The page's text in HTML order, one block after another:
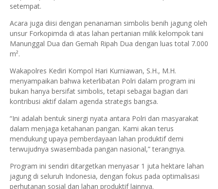
setempat.
Acara juga diisi dengan penanaman simbolis benih jagung oleh
unsur Forkopimda di atas lahan pertanian milik kelompok tani
Manunggal Dua dan Gemah Ripah Dua dengan luas total 7.000
m².
Wakapolres Kediri Kompol Hari Kurniawan, S.H., M.H.
menyampaikan bahwa keterlibatan Polri dalam program ini
bukan hanya bersifat simbolis, tetapi sebagai bagian dari
kontribusi aktif dalam agenda strategis bangsa.
“Ini adalah bentuk sinergi nyata antara Polri dan masyarakat
dalam menjaga ketahanan pangan. Kami akan terus
mendukung upaya pemberdayaan lahan produktif demi
terwujudnya swasembada pangan nasional,” terangnya.
Program ini sendiri ditargetkan menyasar 1 juta hektare lahan
jagung di seluruh Indonesia, dengan fokus pada optimalisasi
perhutanan sosial dan lahan produktif lainnya.